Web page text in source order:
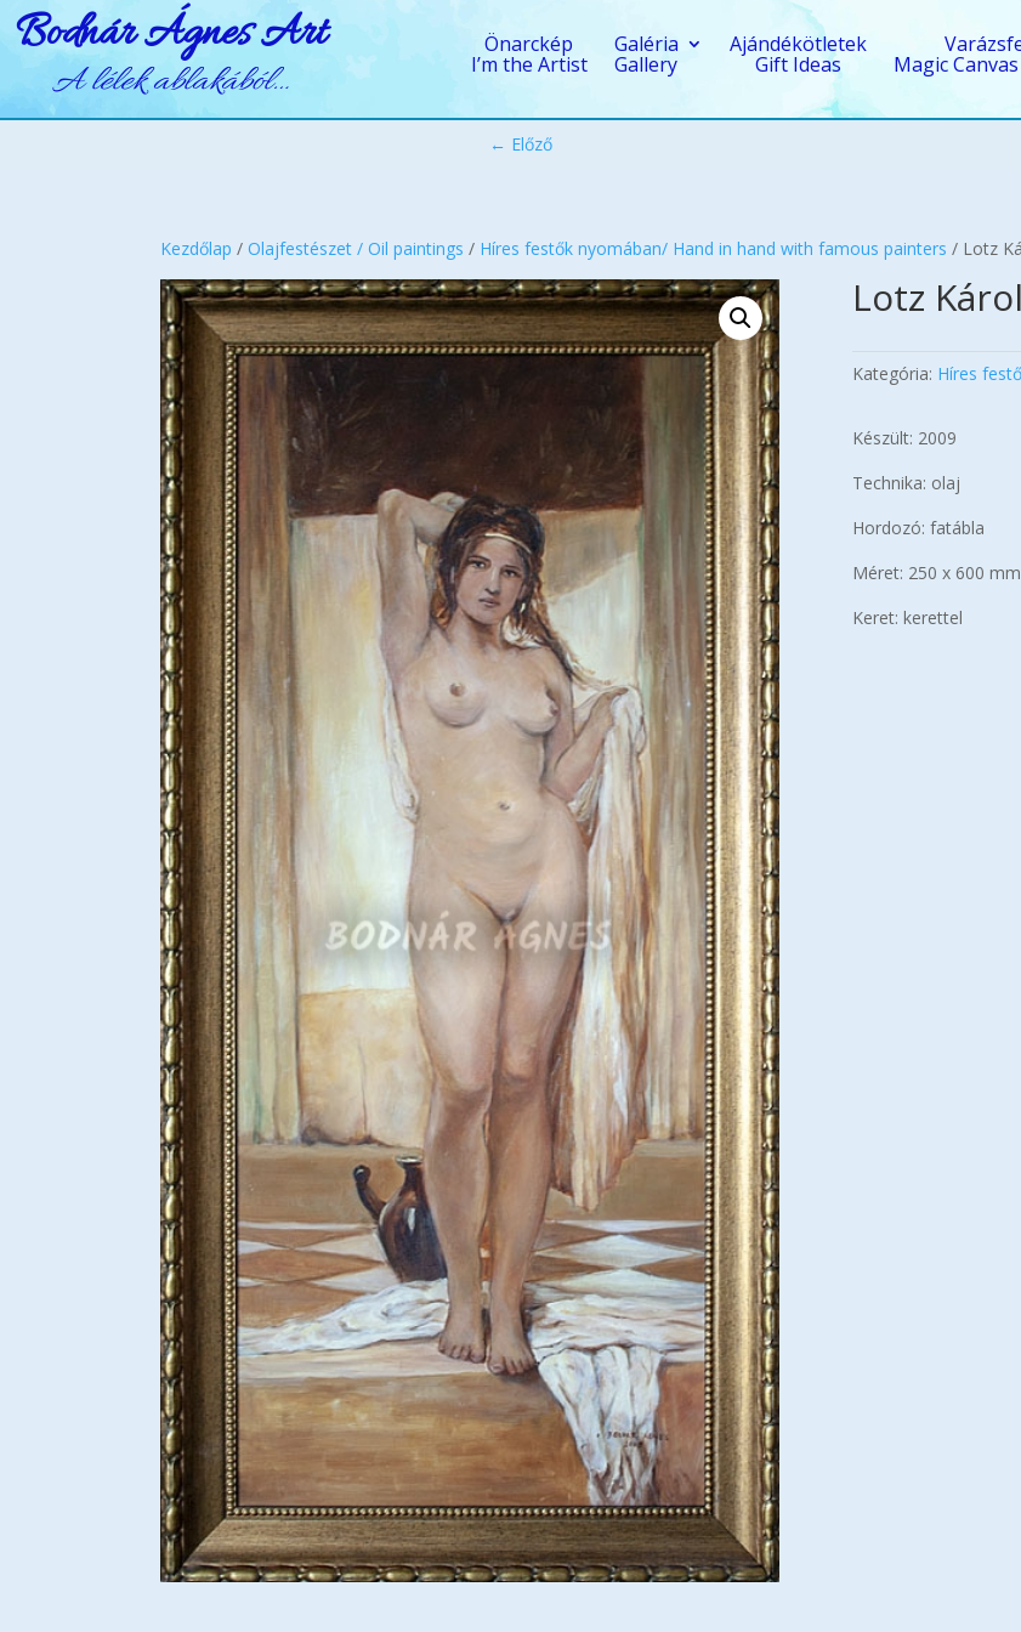
Bodnár Ágnes Art
A lélek ablakából…
Önarckép
I’m the Artist
Galéria
Gallery
Ajándékötletek
Gift Ideas Magic
← Előző
Kezdőlap / Olajfestészet / Oil paintings / Híres festők nyomában/ Hand in hand with famous painters / Lotz
Lotz
Kategória: Híres
Készült: 2009
Technika: olaj
Hordozó: fatábla
Méret: 250 x 600 mm
Keret: kerettel